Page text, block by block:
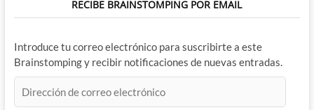
RECIBE BRAINSTOMPING POR EMAIL
Introduce tu correo electrónico para suscribirte a este
Brainstomping y recibir notificaciones de nuevas entradas.
de